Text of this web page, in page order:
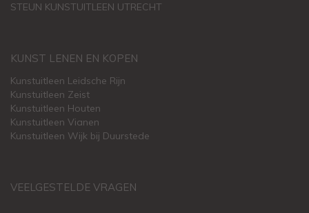
STEUN KUNSTUITLEEN UTRECHT
KUNST LENEN EN KOPEN
Kunstuitleen Leidsche Rijn
Kunstuitleen Zeist
Kunstuitleen Houten
Kunstuitleen Vianen
Kunstuitleen Wijk bij Duurstede
VEELGESTELDE VRAGEN